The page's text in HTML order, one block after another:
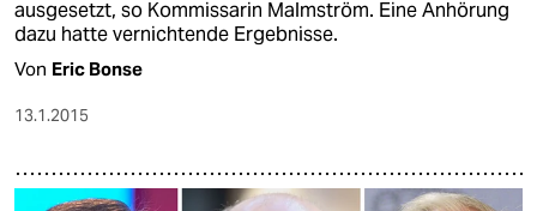
ausgesetzt, so Kommissarin Malmström. Eine Anhörung
dazu hatte vernichtende Ergebnisse.
Von Eric Bonse
13.1.2015